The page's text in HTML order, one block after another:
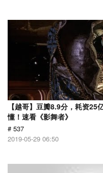
【越哥】豆瓣8.9分，耗资
懂！速看《影舞者》
# 537
2019-05-29 06:50